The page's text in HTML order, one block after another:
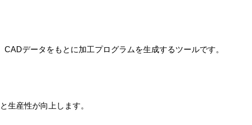
データをもとに加工プログラムを生成するツールです。
生産性が向上します。